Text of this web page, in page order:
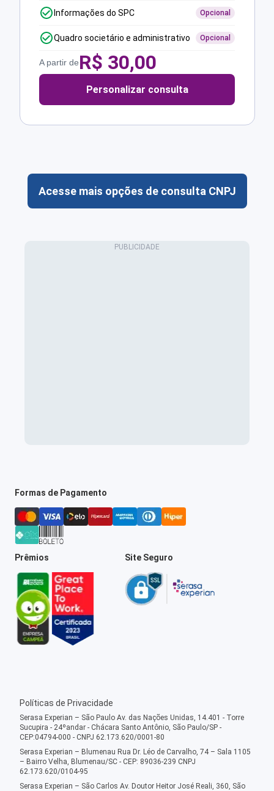
Informações do SPC Opcional
Quadro societário e administrativo Opcional
A partir deR$ 30,00
Personalizar consulta
Acesse mais opções de consulta CNPJ
Formas de Pagamento
Prêmios Site Seguro
Políticas de Privacidade
Serasa Experian – São Paulo Av. das Nações Unidas, 14.401 - Torre
Sucupira - 24ºandar - Chácara Santo Antônio, São Paulo/SP -
CEP:04794-000 - CNPJ 62.173.620/0001-80
Serasa Experian – Blumenau Rua Dr. Léo de Carvalho, 74 – Sala 1105
– Bairro Velha, Blumenau/SC - CEP: 89036-239 CNPJ
62.173.620/0104-95
Serasa Experian – São Carlos Av. Doutor Heitor José Reali, 360, São